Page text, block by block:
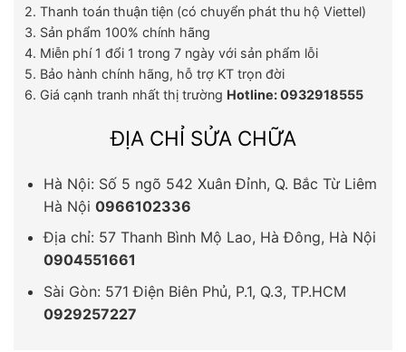
2. Thanh toán thuận tiện (có chuyển phát thu hộ Viettel)
3. Sản phẩm 100% chính hãng
4. Miễn phí 1 đổi 1 trong 7 ngày với sản phẩm lỗi
5. Bảo hành chính hãng, hỗ trợ KT trọn đời
6. Giá cạnh tranh nhất thị trường Hotline: 0932918555
ĐỊA CHỈ SỬA CHỮA
Hà Nội: Số 5 ngõ 542 Xuân Đỉnh, Q. Bắc Từ Liêm
Hà Nội 0966102336
Địa chỉ: 57 Thanh Bình Mộ Lao, Hà Đông, Hà Nội
0904551661
Sài Gòn: 571 Điện Biên Phủ, P.1, Q.3, TP.HCM
0929257227